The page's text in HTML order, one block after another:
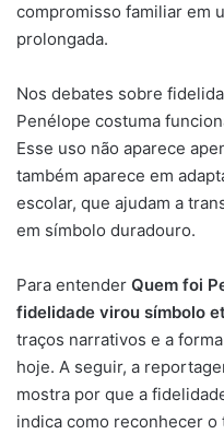
compromisso familiar em
prolongada.
Nos debates sobre
Penélope costuma
Esse uso não aparece
também aparece em
escolar, que ajudam a
em símbolo duradouro.
Para entender Quem foi
fidelidade virou símbolo
traços narrativos e a
hoje. A seguir, a
mostra por que a
indica como reconhecer